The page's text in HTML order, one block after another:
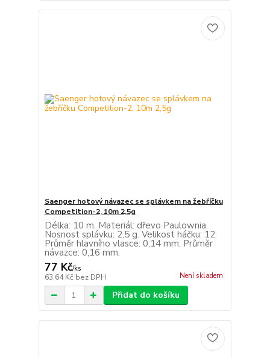
Saenger hotový návazec se splávkem na žebříčku
Competition-2, 10m 2,5g
Délka: 10 m. Materiál: dřevo Paulownia.
Nosnost splávku: 2,5 g. Velikost háčku: 12.
Průměr hlavního vlasce: 0,14 mm. Průměr
návazce: 0,16 mm.
77 Kč/ks
63,64 Kč bez DPH Není skladem
Přidat do košíku